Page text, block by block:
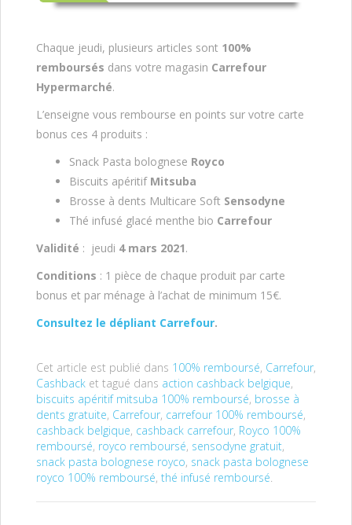
Chaque jeudi, plusieurs articles sont 100%
remboursés dans votre magasin Carrefour
Hypermarché.
L’enseigne vous rembourse en points sur votre carte
bonus ces 4 produits :
Snack Pasta bolognese Royco
Biscuits apéritif Mitsuba
Brosse à dents Multicare Soft Sensodyne
Thé infusé glacé menthe bio Carrefour
Validité : jeudi 4 mars 2021.
Conditions : 1 pièce de chaque produit par carte
bonus et par ménage à l’achat de minimum 15€.
Consultez le dépliant Carrefour.
Cet article est publié dans 100% remboursé, Carrefour,
Cashback et tagué dans action cashback belgique,
biscuits apéritif mitsuba 100% remboursé, brosse à
dents gratuite, Carrefour, carrefour 100% remboursé,
cashback belgique, cashback carrefour, Royco 100%
remboursé, royco remboursé, sensodyne gratuit,
snack pasta bolognese royco, snack pasta bolognese
royco 100% remboursé, thé infusé remboursé.